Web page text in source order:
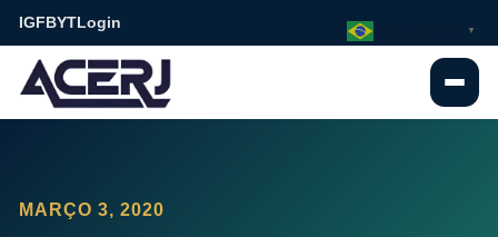
IGFBYTLogin
MARÇO 3, 2020
▼